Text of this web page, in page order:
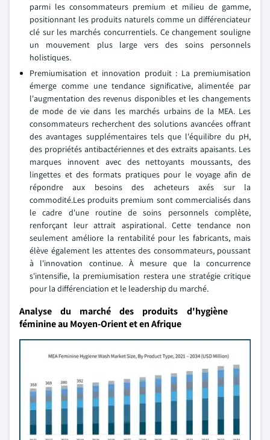
parmi les consommateurs premium et milieu de gamme,
positionnant les produits naturels comme un différenciateur
clé sur les marchés concurrentiels. Ce changement souligne
un mouvement plus large vers des soins personnels
holistiques.
Premiumisation et innovation produit : La premiumisation
émerge comme une tendance significative, alimentée par
l'augmentation des revenus disponibles et les changements
de mode de vie dans les marchés urbains de la MEA. Les
consommateurs recherchent des solutions avancées offrant
des avantages supplémentaires tels que l'équilibre du pH,
des propriétés antibactériennes et des extraits apaisants. Les
marques innovent avec des nettoyants moussants, des
lingettes et des formats pratiques pour le voyage afin de
répondre aux besoins des acheteurs axés sur la
commodité.Les produits premium sont commercialisés dans
le cadre d'une routine de soins personnels complète,
renforçant leur attrait aspirational. Cette tendance non
seulement améliore la rentabilité pour les fabricants, mais
élève également les attentes des consommateurs, poussant
à l'innovation continue. À mesure que la concurrence
s'intensifie, la premiumisation restera une stratégie critique
pour la différenciation et le leadership du marché.
Analyse du marché des produits d'hygiène
féminine au Moyen-Orient et en Afrique